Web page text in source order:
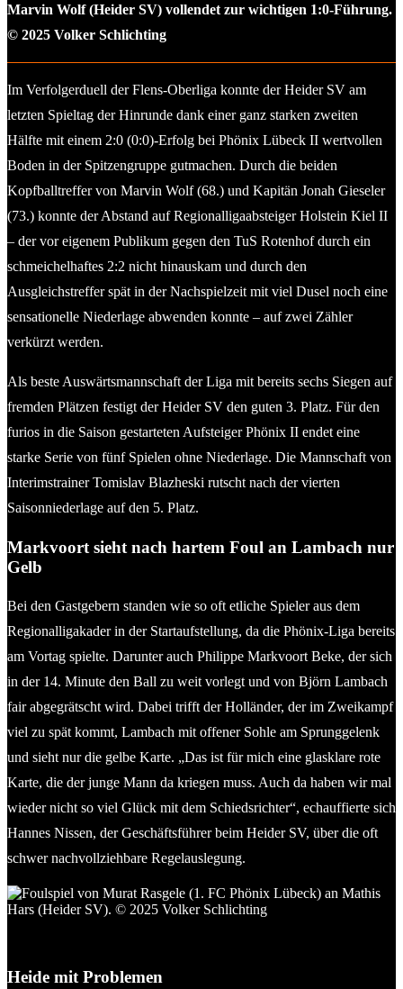
Marvin Wolf (Heider SV) vollendet zur wichtigen 1:0-Führung.
© 2025 Volker Schlichting
Im Verfolgerduell der Flens-Oberliga konnte der Heider SV am
letzten Spieltag der Hinrunde dank einer ganz starken zweiten
Hälfte mit einem 2:0 (0:0)-Erfolg bei Phönix Lübeck II wertvollen
Boden in der Spitzengruppe gutmachen. Durch die beiden
Kopfballtreffer von Marvin Wolf (68.) und Kapitän Jonah Gieseler
(73.) konnte der Abstand auf Regionalligaabsteiger Holstein Kiel II
– der vor eigenem Publikum gegen den TuS Rotenhof durch ein
schmeichelhaftes 2:2 nicht hinauskam und durch den
Ausgleichstreffer spät in der Nachspielzeit mit viel Dusel noch eine
sensationelle Niederlage abwenden konnte – auf zwei Zähler
verkürzt werden.
Als beste Auswärtsmannschaft der Liga mit bereits sechs Siegen auf
fremden Plätzen festigt der Heider SV den guten 3. Platz. Für den
furios in die Saison gestarteten Aufsteiger Phönix II endet eine
starke Serie von fünf Spielen ohne Niederlage. Die Mannschaft von
Interimstrainer Tomislav Blazheski rutscht nach der vierten
Saisonniederlage auf den 5. Platz.
Markvoort sieht nach hartem Foul an Lambach nur
Gelb
Bei den Gastgebern standen wie so oft etliche Spieler aus dem
Regionalligakader in der Startaufstellung, da die Phönix-Liga bereits
am Vortag spielte. Darunter auch Philippe Markvoort Beke, der sich
in der 14. Minute den Ball zu weit vorlegt und von Björn Lambach
fair abgegrätscht wird. Dabei trifft der Holländer, der im Zweikampf
viel zu spät kommt, Lambach mit offener Sohle am Sprunggelenk
und sieht nur die gelbe Karte. „Das ist für mich eine glasklare rote
Karte, die der junge Mann da kriegen muss. Auch da haben wir mal
wieder nicht so viel Glück mit dem Schiedsrichter“, echauffierte sich
Hannes Nissen, der Geschäftsführer beim Heider SV, über die oft
schwer nachvollziehbare Regelauslegung.
Heide mit Problemen